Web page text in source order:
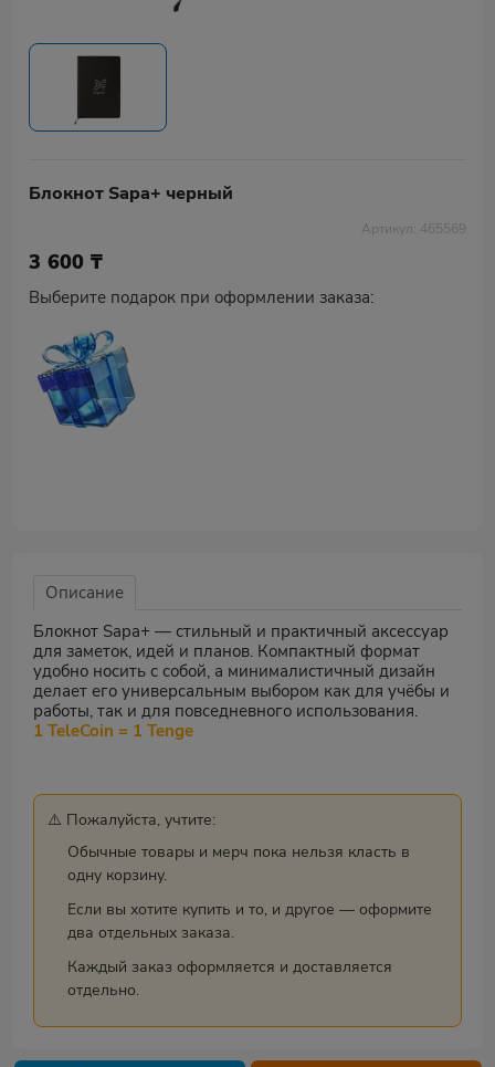
Блокнот Sapa+ черный
Артикул: 465569
3 600₸
Выберите подарок при оформлении заказа:
Описание
Блокнот Sapa+ — стильный и практичный аксессуар
для заметок, идей и планов. Компактный формат
удобно носить с собой, а минималистичный дизайн
делает его универсальным выбором как для учёбы и
работы, так и для повседневного использования.
1 TeleCoin = 1 Tenge
⚠️ Пожалуйста, учтите:
Обычные товары и мерч пока нельзя класть в
одну корзину.
Если вы хотите купить и то, и другое — оформите
два отдельных заказа.
Каждый заказ оформляется и доставляется
отдельно.